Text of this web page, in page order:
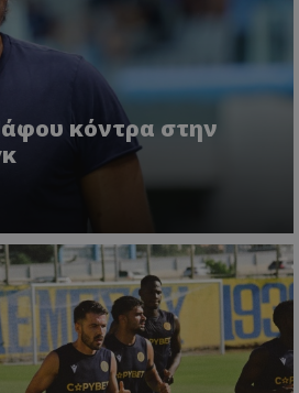
κόντρα στην